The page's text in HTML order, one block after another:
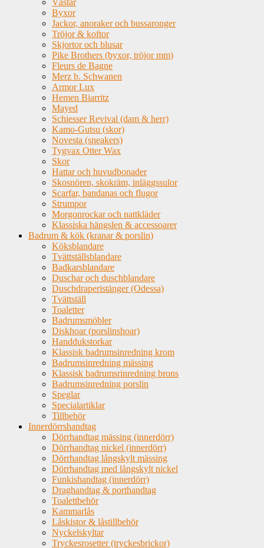
Byxor
Jackor, anoraker och bussaronger
Tröjor & koftor
Skjortor och blusar
Pike Brothers (byxor, tröjor mm)
Fleurs de Bagne
Merz b. Schwanen
Armor Lux
Hemen Biarritz
Mayed
Schiesser Revival (dam & herr)
Kamo-Gutsu (skor)
Novesta (sneakers)
Tygvax Otter Wax
Skor
Hattar och huvudbonader
Skosnören, skokräm, inläggssulor
Scarfar, bandanas och flugor
Strumpor
Morgonrockar och nattkläder
Klassiska hängslen & accessoarer
Badrum & kök (kranar & porslin)
Köksblandare
Tvättställsblandare
Badkarsblandare
Duschar och duschblandare
Duschdraperistänger (Odessa)
Tvättställ
Toaletter
Badrumsmöbler
Diskhoar (porslinshoar)
Handdukstorkar
Klassisk badrumsinredning krom
Badrumsinredning mässing
Klassisk badrumsrinredning brons
Badrumsinredning porslin
Speglar
Specialartiklar
Tillbehör
Innerdörrshandtag
Dörrhandtag mässing (innerdörr)
Dörrhandtag nickel (innerdörr)
Dörrhandtag långskylt mässing
Dörrhandtag med långskylt nickel
Funkishandtag (innerdörr)
Draghandtag & porthandtag
Toalettbehör
Kammarlås
Låskistor & låstillbehör
Nyckelskyltar
Tryckesrosetter (tryckesbrickor)